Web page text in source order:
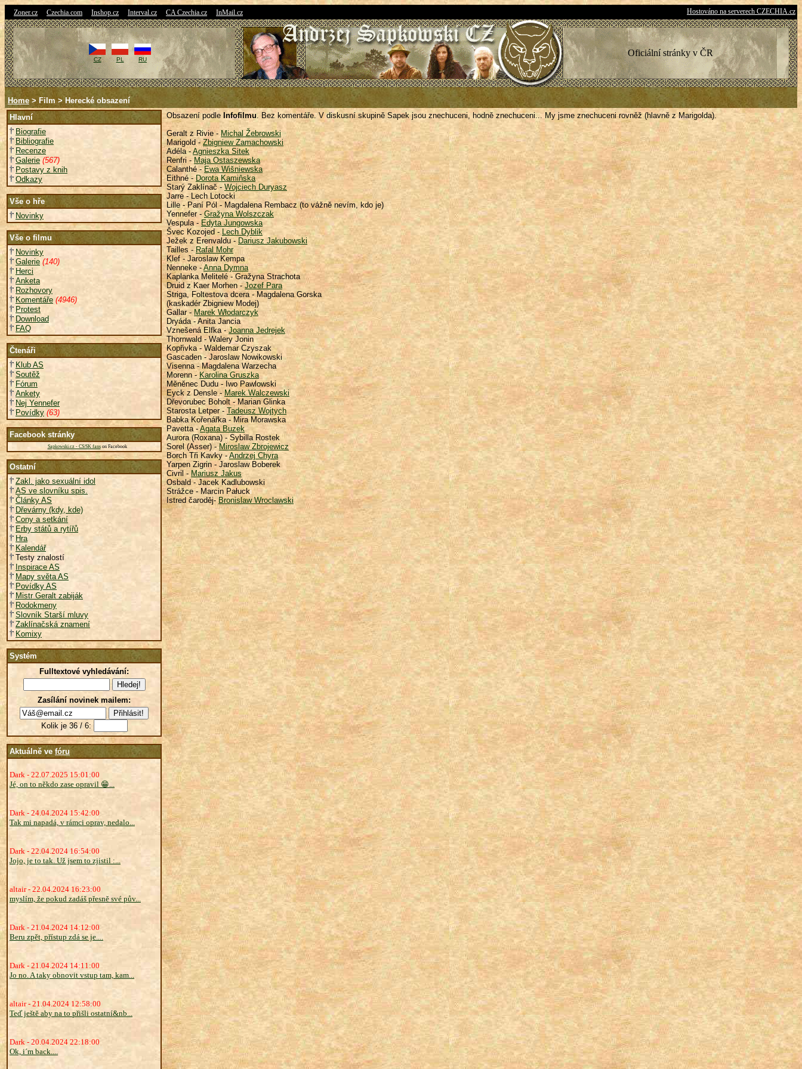
Zoner.cz Czechia.com Inshop.cz Interval.cz CA Czechia.cz InMail.cz Hostováno na serverech CZECHIA.cz
CZ PL RU
Oficiální stránky v ČR
Home > Film > Herecké obsazení
Hlavní
Biografie
Bibliografie
Recenze
Galerie (567)
Postavy z knih
Odkazy
Vše o hře
Novinky
Vše o filmu
Novinky
Galerie (140)
Herci
Anketa
Rozhovory
Komentáře (4946)
Protest
Download
FAQ
Čtenáři
Klub AS
Soutěž
Fórum
Ankety
Nej Yennefer
Povídky (63)
Facebook stránky
Sapkowski.cz - CS/SK fanson Facebook
Ostatní
Zakl. jako sexuální idol
AS ve slovníku spis.
Články AS
Dřevárny (kdy, kde)
Cony a setkání
Erby států a rytířů
Hra
Kalendář
Testy znalostí
Inspirace AS
Mapy světa AS
Povídky AS
Mistr Geralt zabiják
Rodokmeny
Slovník Starší mluvy
Zaklínačská znamení
Komixy
Systém
Fulltextové vyhledávání:
Zasílání novinek mailem:
Kolik je 36 / 6:
Aktuálně ve fóru
Dark - 22.07.2025 15:01:00
Jé, on to někdo zase opravil 😁...
Dark - 24.04.2024 15:42:00
Tak mi napadá, v rámci oprav, nedalo...
Dark - 22.04.2024 16:54:00
Jojo, je to tak. Už jsem to zjistil :...
altair - 22.04.2024 16:23:00
myslím, že pokud zadáš přesně své pův...
Dark - 21.04.2024 14:12:00
Beru zpět, přístup zdá se je....
Dark - 21.04.2024 14:11:00
Jo no. A taky obnovit vstup tam, kam...
altair - 21.04.2024 12:58:00
Teď ještě aby na to přišli ostatní&nb...
Dark - 20.04.2024 22:18:00
Ok, i´m back....
Obsazení podle Infofilmu. Bez komentáře. V diskusní skupině Sapek jsou znechuceni, hodně znechuceni... My jsme znechuceni rovněž (hlavně z Marigolda).
Geralt z Rivie - Michal Žebrowski
Marigold -Zbigniew Zamachowski
Adéla - Agnieszka Sitek
Renfri - Maja Ostaszewska
Calanthé - Ewa Wišniewska
Eithné - Dorota Kamiňska
Starý Zaklínač - Wojciech Duryasz
Jarre - Lech Lotocki
Lille - Paní Pól - Magdalena Rembacz (to vážně nevím, kdo je)
Yennefer - Gražyna Wolszczak
Vespula - Edyta Jungowska
Švec Kozojed - Lech Dyblik
Ježek z Erenvaldu - Dariusz Jakubowski
Tailles -Rafal Mohr
Klef - Jaroslaw Kempa
Nenneke -Anna Dymna
Kaplanka Melitelé - Gražyna Strachota
Druid z Kaer Morhen -Jozef Para
Striga, Foltestova dcera - Magdalena Gorska
(kaskadér Zbigniew Modej)
Gallar - Marek Włodarczyk
Dryáda - Anita Jancia
Vznešená Elfka -Joanna Jedrejek
Thornwald - Walery Jonin
Kopřivka - Waldemar Czyszak
Gascaden - Jaroslaw Nowikowski
Visenna - Magdalena Warzecha
Morenn - Karolina Gruszka
Měněnec Dudu - Iwo Pawlowski
Eyck z Densle -Marek Walczewski
Dřevorubec Boholt - Marian Glinka
Starosta Letper - Tadeusz Wojtych
Babka Kořenářka - Mira Morawska
Pavetta -Agata Buzek
Aurora (Roxana) - Sybilla Rostek
Sorel (Asser) -Miroslaw Zbrojewicz
Borch Tři Kavky - Andrzej Chyra
Yarpen Zigrin - Jaroslaw Boberek
Civril - Mariusz Jakus
Osbald -Jacek Kadlubowski
Strážce - Marcin Pałucki
Istred čaroděj- Bronislaw Wroclawski